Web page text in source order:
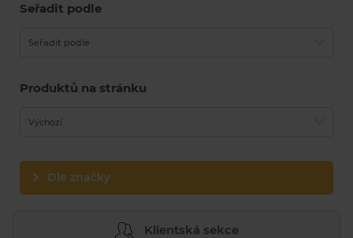
Seřadit podle
Seřadit podle
Produktů na stránku
Výchozí
Dle značky
Klientská sekce